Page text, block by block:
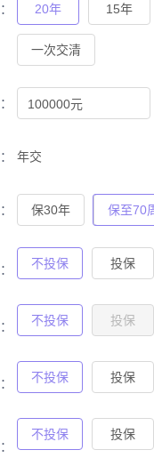
20年 15年
一次交清
年交
保30年 保至70
不投保 投保
不投保 投保
不投保 投保
不投保 投保